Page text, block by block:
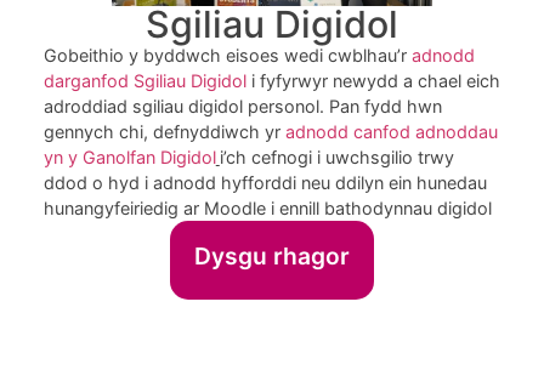
Sgiliau Digidol
Gobeithio y byddwch eisoes wedi cwblhau’r adnodd
darganfod Sgiliau Digidoli fyfyrwyr newydd a chael eich
adroddiad sgiliau digidol personol. Pan fydd hwn
gennych chi, defnyddiwch yr adnodd canfod adnoddau
yn y Ganolfan Digidol i’ch cefnogi i uwchsgilio trwy
ddod o hyd i adnodd hyfforddi neu ddilyn ein hunedau
hunangyfeiriedig ar Moodle i ennill bathodynnau digidol
Dysgu rhagor